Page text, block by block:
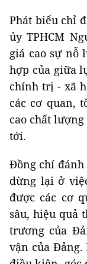
Phát biểu chỉ
ủy TPHCM
giá cao sự nỗ
hợp của giữa
chính trị - xã
các cơ quan,
cao chất
tới.
Đồng chí
dừng lại ở
được các cơ
sâu, hiệu quả
trương của
vận của